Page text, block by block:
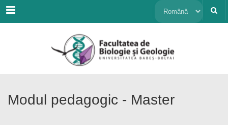
Menu Alege
limbă
Modul pedagogic - Master